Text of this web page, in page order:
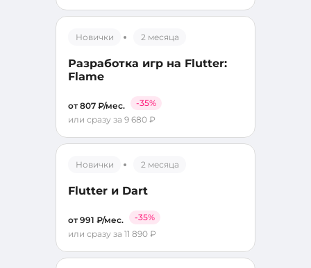
Новички 2 месяца
Разработка игр на Flutter:
Flame
от 807 ₽/мес.
-35%
или сразу за 9 680 ₽
Новички 2 месяца
Flutter и Dart
от 991 ₽/мес.
-35%
или сразу за 11 890 ₽